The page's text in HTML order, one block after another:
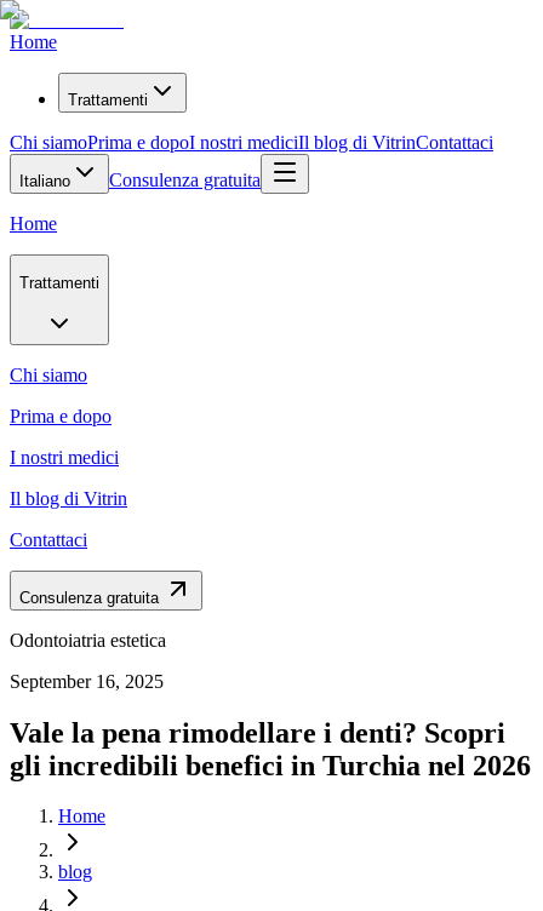
Home
Trattamenti
Chi siamoPrima e dopoI nostri mediciIl blog di VitrinContattaci
Italiano Consulenza gratuita
Home
Trattamenti
Chi siamo
Prima e dopo
I nostri medici
Il blog di Vitrin
Contattaci
Consulenza gratuita
Odontoiatria estetica
September 16, 2025
Vale la pena rimodellare i denti? Scopri
gli incredibili benefici in Turchia nel 2026
Home
blog